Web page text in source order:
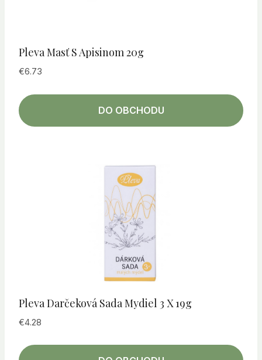
Pleva Masť S Apisinom 20g
€6.73
DO OBCHODU
Pleva Darčeková Sada Mydiel 3 X 19g
€4.28